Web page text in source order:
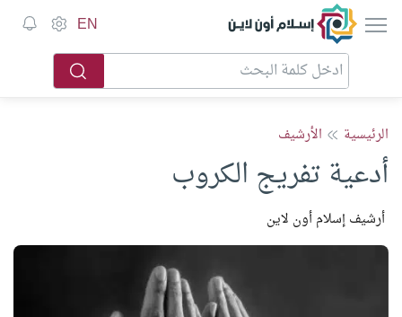
إسلام أون لاين EN
الرئيسية الأرشيف
أدعية تفريج الكروب
أرشيف إسلام أون لاين